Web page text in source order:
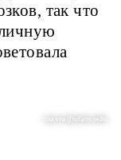
так что
соцсети @sofiamcoelho